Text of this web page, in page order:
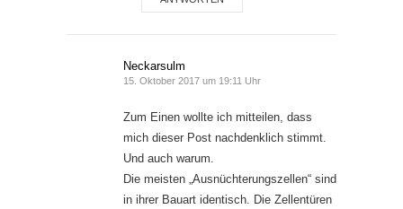
Neckarsulm
15. Oktober 2017 um 19:11 Uhr
Zum Einen wollte ich mitteilen, dass
mich dieser Post nachdenklich stimmt.
Und auch warum.
Die meisten „Ausnüchterungszellen“ sind
in ihrer Bauart identisch. Die Zellentüren